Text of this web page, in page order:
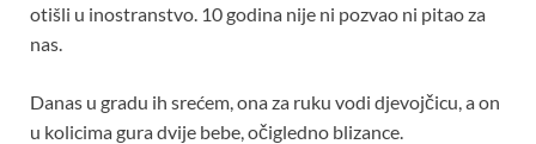
otišli u inostranstvo. 10 godina nije ni pozvao ni pitao za
nas.
Danas u gradu ih srećem, ona za ruku vodi djevojčicu, a on
u kolicima gura dvije bebe, očigledno blizance.